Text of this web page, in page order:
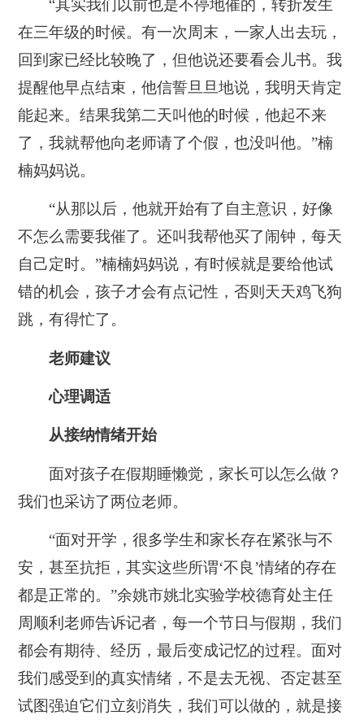
“其实我们以前也是不停地催的，转折发生
在三年级的时候。有一次周末，一家人出去玩，
回到家已经比较晚了，但他说还要看会儿书。我
提醒他早点结束，他信誓旦旦地说，我明天肯定
能起来。结果我第二天叫他的时候，他起不来
了，我就帮他向老师请了个假，也没叫他。”楠
楠妈妈说。
“从那以后，他就开始有了自主意识，好像
不怎么需要我催了。还叫我帮他买了闹钟，每天
自己定时。”楠楠妈妈说，有时候就是要给他试
错的机会，孩子才会有点记性，否则天天鸡飞狗
跳，有得忙了。
老师建议
心理调适
从接纳情绪开始
面对孩子在假期睡懒觉，家长可以怎么做？
我们也采访了两位老师。
“面对开学，很多学生和家长存在紧张与不
安，甚至抗拒，其实这些所谓‘不良’情绪的存在
都是正常的。”余姚市姚北实验学校德育处主任
周顺利老师告诉记者，每一个节日与假期，我们
都会有期待、经历，最后变成记忆的过程。面对
我们感受到的真实情绪，不是去无视、否定甚至
试图强迫它们立刻消失，我们可以做的，就是接